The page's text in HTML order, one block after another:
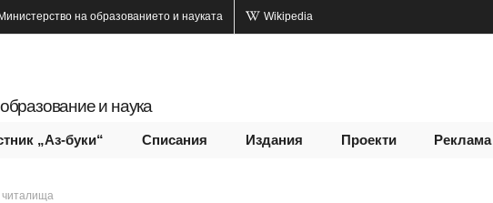
Министерство на образованието и науката Wikipedia
и наука
„Аз-буки“ Списания Издания Проекти Реклама